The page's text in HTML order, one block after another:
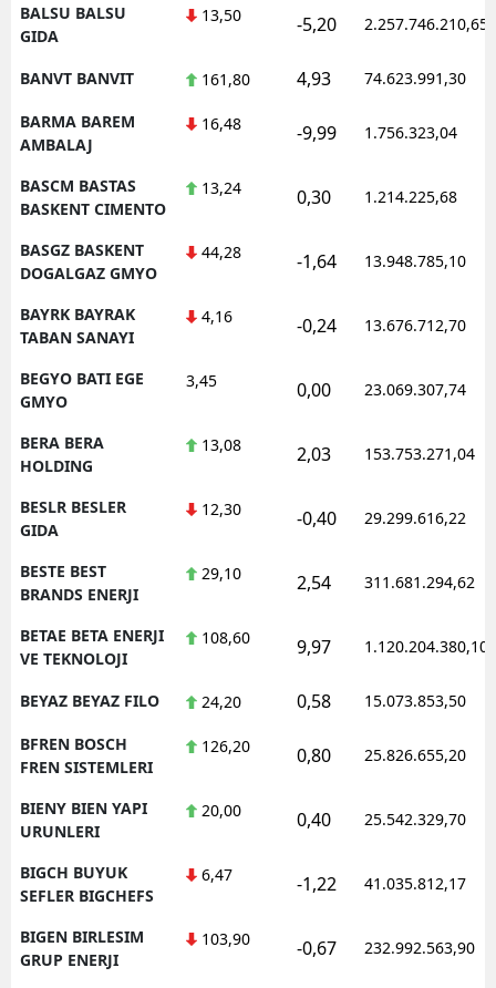
BALSU BALSU
GIDA
13,50 -5,20 2.257.746.210,65
BANVT BANVIT 161,80 4,93 74.623.991,30
BARMA BAREM
AMBALAJ
16,48 -9,99 1.756.323,04
BASCM BASTAS
BASKENT CIMENTO
13,24 0,30 1.214.225,68
BASGZ BASKENT
DOGALGAZ GMYO
44,28 -1,64 13.948.785,10
BAYRK BAYRAK
TABAN SANAYI
4,16 -0,24 13.676.712,70
BEGYO BATI EGE
GMYO
3,45 0,00 23.069.307,74
BERA BERA
HOLDING
13,08 2,03 153.753.271,04
BESLR BESLER
GIDA
12,30 -0,40 29.299.616,22
BESTE BEST
BRANDS ENERJI
29,10 2,54 311.681.294,62
BETAE BETA ENERJI
VE TEKNOLOJI
108,60 9,97 1.120.204.380,10
BEYAZ BEYAZ FILO 24,20 0,58 15.073.853,50
BFREN BOSCH
FREN SISTEMLERI
126,20 0,80 25.826.655,20
BIENY BIEN YAPI
URUNLERI
20,00 0,40 25.542.329,70
BIGCH BUYUK
SEFLER BIGCHEFS
6,47 -1,22 41.035.812,17
BIGEN BIRLESIM
GRUP ENERJI
103,90 -0,67 232.992.563,90